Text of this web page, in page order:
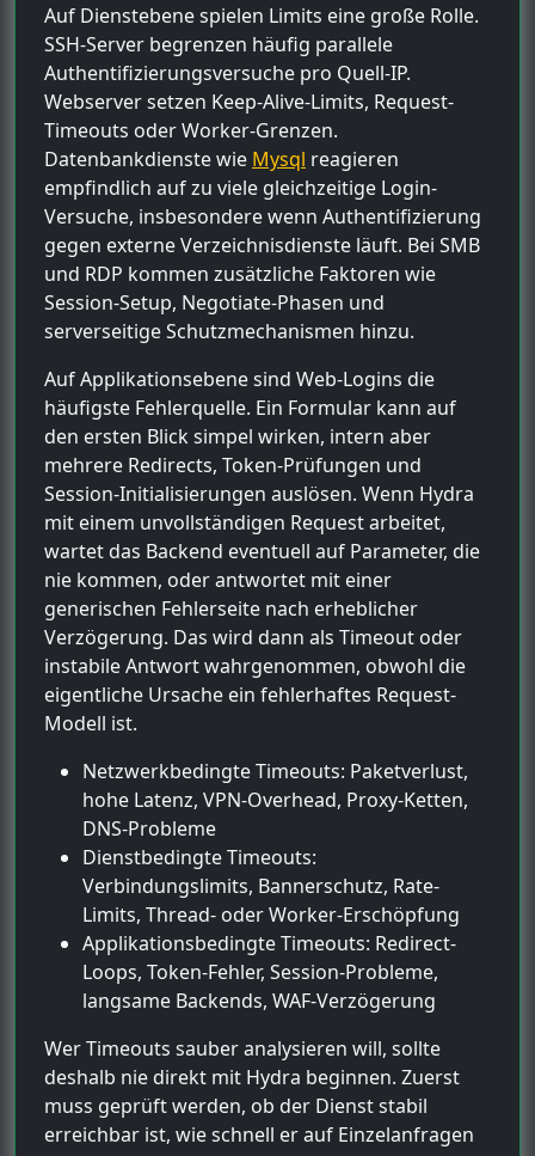
Auf Dienstebene spielen Limits eine große Rolle.
SSH-Server begrenzen häufig parallele
Authentifizierungsversuche pro Quell-IP.
Webserver setzen Keep-Alive-Limits, Request-
Timeouts oder Worker-Grenzen.
Datenbankdienste wie Mysql reagieren
empfindlich auf zu viele gleichzeitige Login-
Versuche, insbesondere wenn Authentifizierung
gegen externe Verzeichnisdienste läuft. Bei SMB
und RDP kommen zusätzliche Faktoren wie
Session-Setup, Negotiate-Phasen und
serverseitige Schutzmechanismen hinzu.
Auf Applikationsebene sind Web-Logins die
häufigste Fehlerquelle. Ein Formular kann auf
den ersten Blick simpel wirken, intern aber
mehrere Redirects, Token-Prüfungen und
Session-Initialisierungen auslösen. Wenn Hydra
mit einem unvollständigen Request arbeitet,
wartet das Backend eventuell auf Parameter, die
nie kommen, oder antwortet mit einer
generischen Fehlerseite nach erheblicher
Verzögerung. Das wird dann als Timeout oder
instabile Antwort wahrgenommen, obwohl die
eigentliche Ursache ein fehlerhaftes Request-
Modell ist.
Netzwerkbedingte Timeouts: Paketverlust,
hohe Latenz, VPN-Overhead, Proxy-Ketten,
DNS-Probleme
Dienstbedingte Timeouts:
Verbindungslimits, Bannerschutz, Rate-
Limits, Thread- oder Worker-Erschöpfung
Applikationsbedingte Timeouts: Redirect-
Loops, Token-Fehler, Session-Probleme,
langsame Backends, WAF-Verzögerung
Wer Timeouts sauber analysieren will, sollte
deshalb nie direkt mit Hydra beginnen. Zuerst
muss geprüft werden, ob der Dienst stabil
erreichbar ist, wie schnell er auf Einzelanfragen